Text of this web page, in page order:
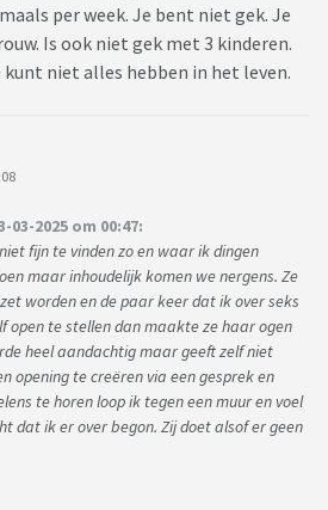
per week. Je bent niet gek. Je
Is ook niet gek met 3 kinderen.
niet alles hebben in het leven.
2025 om 00:47:
fijn te vinden zo en waar ik dingen
maar inhoudelijk komen we nergens. Ze
worden en de paar keer dat ik over seks
open te stellen dan maakte ze haar ogen
heel aandachtig maar geeft zelf niet
opening te creëren via een gesprek en
te horen loop ik tegen een muur en voel
dat ik er over begon. Zij doet alsof er geen